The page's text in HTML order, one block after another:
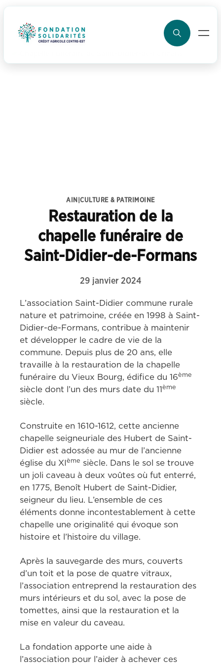
AIN |CULTURE & PATRIMOINE
Restauration de la
chapelle funéraire de
Saint-Didier-de-Formans
29 janvier 2024
L’association Saint-Didier commune rurale
nature et patrimoine, créée en 1998 à Saint-
Didier-de-Formans, contribue à maintenir
et développer le cadre de vie de la
commune. Depuis plus de 20 ans, elle
travaille à la restauration de la chapelle
funéraire du Vieux Bourg, édifice du 16ème
siècle dont l’un des murs date du 11 ème
siècle.
Construite en 1610-1612, cette ancienne
chapelle seigneuriale des Hubert de Saint-
Didier est adossée au mur de l’ancienne
église du XI ème siècle. Dans le sol se trouve
un joli caveau à deux voûtes où fut enterré,
en 1775, Benoît Hubert de Saint-Didier,
seigneur du lieu. L’ensemble de ces
éléments donne incontestablement à cette
chapelle une originalité qui évoque son
histoire et l’histoire du village.
Après la sauvegarde des murs, couverts
d’un toit et la pose de quatre vitraux,
l’association entreprend la restauration des
murs intérieurs et du sol, avec la pose de
tomettes, ainsi que la restauration et la
mise en valeur du caveau.
La fondation apporte une aide à
l’association pour l’aider à achever ces